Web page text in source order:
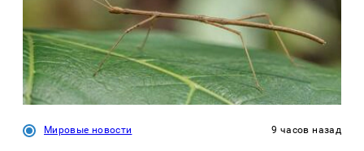
Мировые новости 9 часов назад